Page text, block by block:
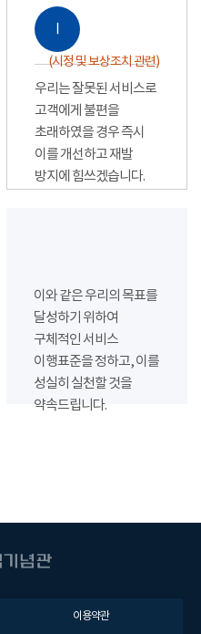
Ⅰ
(시정 및 보상조치 관련)
우리는 잘못된 서비스로
고객에게 불편을
초래하였을 경우 즉시
이를 개선하고 재발
방지에 힘쓰겠습니다.
이와 같은 우리의 목표를
달성하기 위하여
구체적인 서비스
이행표준을 정하고, 이를
성실히 실천할 것을
약속드립니다.
이용약관